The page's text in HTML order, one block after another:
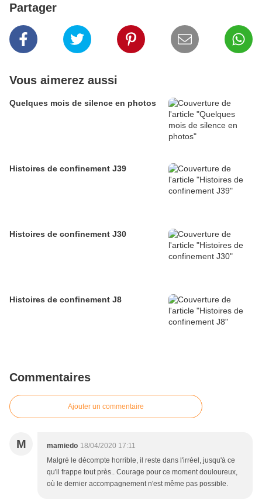
Partager
Vous aimerez aussi
Quelques mois de silence en photos
Histoires de confinement J39
Histoires de confinement J30
Histoires de confinement J8
Commentaires
Ajouter un commentaire
M mamiedo 18/04/2020 17:11
Malgré le décompte horrible, il reste dans l'irréel, jusqu'à ce
qu'il frappe tout près.. Courage pour ce moment douloureux,
où le dernier accompagnement n'est même pas possible.